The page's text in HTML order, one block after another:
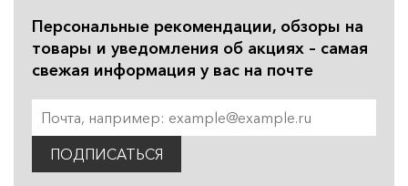
Персональные рекомендации, обзоры на
товары и уведомления об акциях – самая
свежая информация у вас на почте
ПОДПИСАТЬСЯ